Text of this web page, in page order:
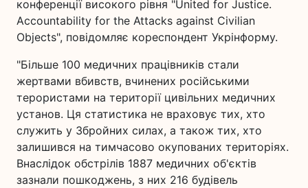
конференції високого рівня "United for Justice.
Accountability for the Attacks against Civilian
Objects", повідомляє кореспондент Укрінформу.
"Більше 100 медичних працівників стали
жертвами вбивств, вчинених російськими
терористами на території цивільних медичних
установ. Ця статистика не враховує тих, хто
служить у Збройних силах, а також тих, хто
залишився на тимчасово окупованих територіях.
Внаслідок обстрілів 1887 медичних об'єктів
зазнали пошкоджень, з них 216 будівель